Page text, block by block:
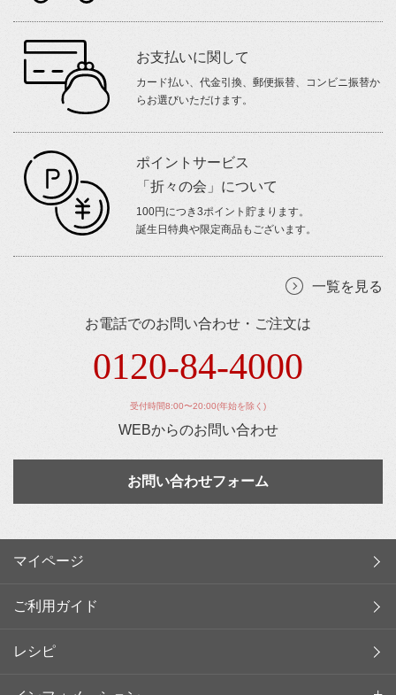
お支払いに関して
カード払い、代金引換、郵便振替、コンビニ振替か
らお選びいただけます。
ポイントサービス
「折々の会」について
100円につき3ポイント貯まります。
誕生日特典や限定商品もございます。
一覧を見る
お電話でのお問い合わせ・ご注文は
0120-84-4000
受付時間8:00〜20:00(年始を除く)
WEBからのお問い合わせ
お問い合わせフォーム
マイページ
ご利用ガイド
レシピ